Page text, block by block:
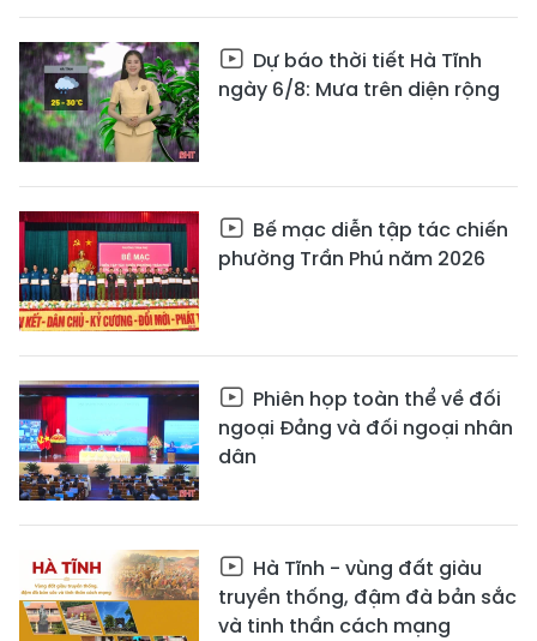
Dự báo thời tiết Hà Tĩnh
ngày 6/8: Mưa trên diện rộng
Bế mạc diễn tập tác chiến
phường Trần Phú năm 2026
Phiên họp toàn thể về đối
ngoại Đảng và đối ngoại nhân
dân
Hà Tĩnh - vùng đất giàu
truyền thống, đậm đà bản sắc
và tinh thần cách mạng